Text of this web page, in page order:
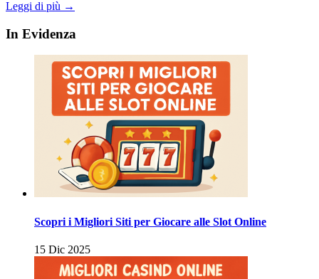
Leggi di più →
In Evidenza
Scopri i Migliori Siti per Giocare alle Slot Online
15 Dic 2025